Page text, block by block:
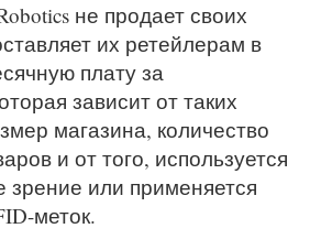
не продает своих
их ретейлерам в
плату за
зависит от таких
магазина, количество
и от того, используется
зрение или применяется
меток.